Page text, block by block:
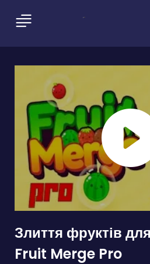
Злиття фруктів
Fruit Merge Pro